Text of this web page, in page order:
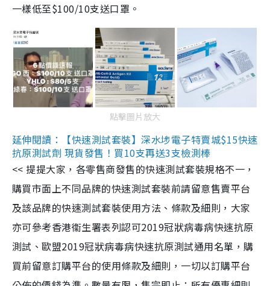
一樣低至$100/10支送口罩。
點擊圖片放大
延伸閱讀：【快速測試套裝】深水埗電子特賣城$15快速
抗原測試劑 現貨發售！買10支再送3支檢測棒
<< 提提大家，各零售商發售的快速測試套裝規格不一，
購買市面上不同品牌的快速測試套裝前請留意售賣平台
及該品牌的快速測試套裝使用方法、條款及細則，大家
亦可參考香港衞生署表列認可2019冠狀病毒病快速抗原
測試、歐盟2019冠狀病毒病快速抗原測試通用名單，購
買前留意訂購平台的使用條款及細則，一切以訂購平台